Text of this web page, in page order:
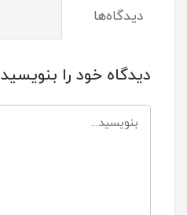
دیدگاه‌ها
دیدگاه خود را بنویسید